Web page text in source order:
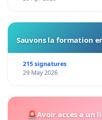
Sauvons la formation
215 signatures
29 May 2026
🚨Avoir acces a un